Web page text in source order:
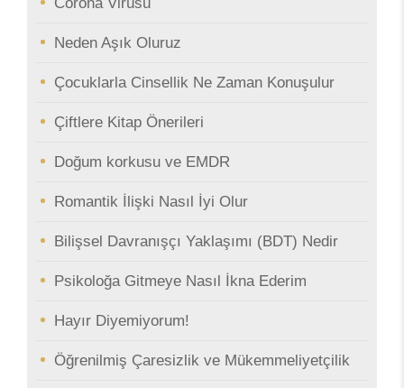
Neden Aşık Oluruz
Çocuklarla Cinsellik Ne Zaman Konuşulur
Çiftlere Kitap Önerileri
Doğum korkusu ve EMDR
Romantik İlişki Nasıl İyi Olur
Bilişsel Davranışçı Yaklaşımı (BDT) Nedir
Psikoloğa Gitmeye Nasıl İkna Ederim
Hayır Diyemiyorum!
Öğrenilmiş Çaresizlik ve Mükemmeliyetçilik